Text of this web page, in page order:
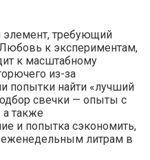
требующий
к экспериментам,
к масштабному
из-за
попытки найти «лучший
свечки — опыты с
также
и попытка сэкономить,
литрам в